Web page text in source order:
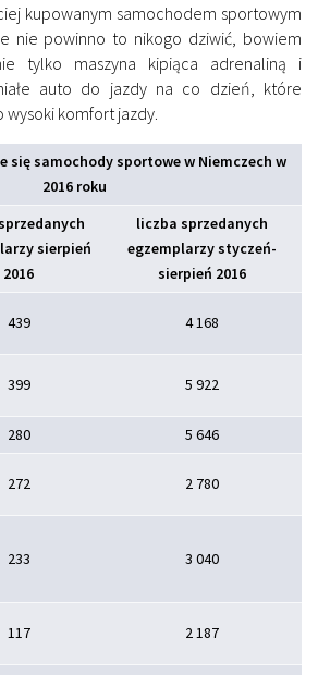
kupowanym samochodem sportowym
nie powinno to nikogo dziwić, bowiem
tylko maszyna kipiąca adrenaliną i
auto do jazdy na co dzień, które
wysoki komfort jazdy.
się samochody sportowe w Niemczech w
2016 roku
sierpień
2016
liczba sprzedanych
egzemplarzy styczeń-
sierpień 2016
439 4 168
399 5 922
280
5 646
272 2 780
233 3 040
117 2 187